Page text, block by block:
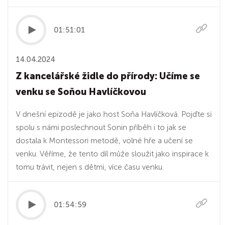
01:51:01
14.04.2024
Z kancelářské židle do přírody: Učíme se
venku se Soňou Havlíčkovou
V dnešní epizodě je jako host Soňa Havlíčková. Pojďte si
spolu s námi poslechnout Sonin příběh i to jak se
dostala k Montessori metodě, volné hře a učení se
venku. Věříme, že tento díl může sloužit jako inspirace k
tomu trávit, nejen s dětmi, více času venku.
01:54:59